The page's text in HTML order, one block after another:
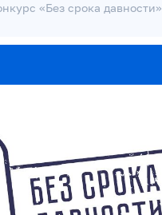
«Без срока давности»